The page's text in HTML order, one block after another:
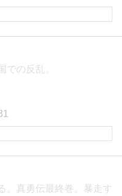
での反乱。
。真勇伝最終巻。暴走す